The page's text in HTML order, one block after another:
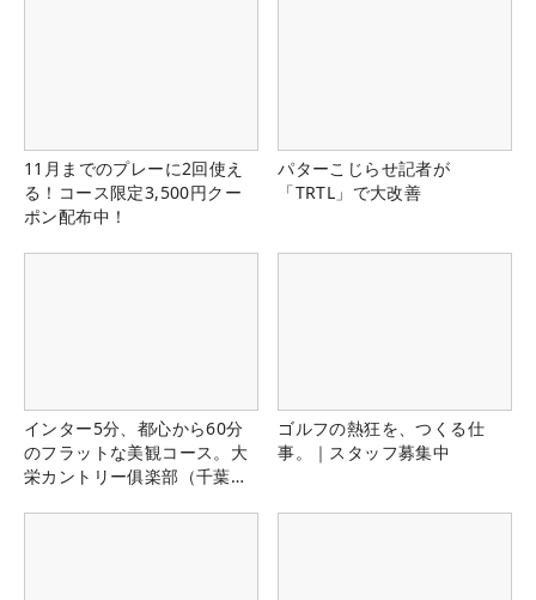
11月までのプレーに2回使え
る！コース限定3,500円クー
ポン配布中！
パターこじらせ記者が
「TRTL」で大改善
インター5分、都心から60分
のフラットな美観コース。大
栄カントリー俱楽部（千葉
ゴルフの熱狂を、つくる仕
事。｜スタッフ募集中